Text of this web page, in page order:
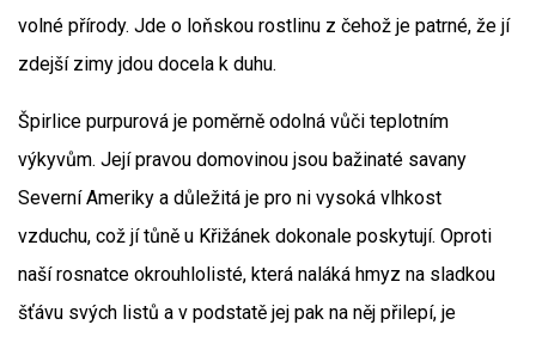
volné přírody. Jde o loňskou rostlinu z čehož je patrné, že jí
zdejší zimy jdou docela k duhu.
Špirlice purpurová je poměrně odolná vůči teplotním
výkyvům. Její pravou domovinou jsou bažinaté savany
Severní Ameriky a důležitá je pro ni vysoká vlhkost
vzduchu, což jí tůně u Křižánek dokonale poskytují. Oproti
naší rosnatce okrouhlolisté, která naláká hmyz na sladkou
šťávu svých listů a v podstatě jej pak na něj přilepí, je